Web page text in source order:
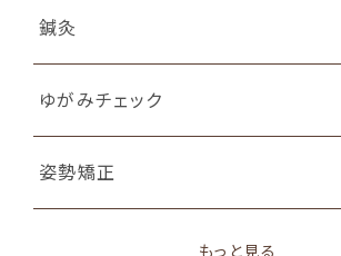
鍼灸
ゆがみチェック
姿勢矯正
もっと見る